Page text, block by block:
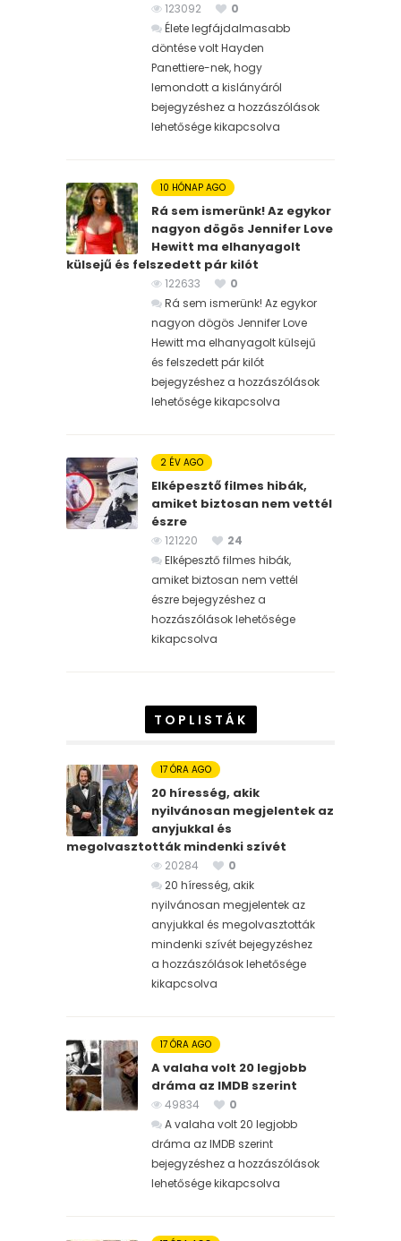
123092
0
Élete legfájdalmasabb
döntése volt Hayden
Panettiere-nek, hogy
lemondott a kislányáról
bejegyzéshez a hozzászólások
lehetősége kikapcsolva
10 HÓNAP AGO
Rá sem ismerünk! Az egykor
nagyon dögös Jennifer Love
Hewitt ma elhanyagolt
külsejű és felszedett pár kilót
122633
0
Rá sem ismerünk! Az egykor
nagyon dögös Jennifer Love
Hewitt ma elhanyagolt külsejű
és felszedett pár kilót
bejegyzéshez a hozzászólások
lehetősége kikapcsolva
2 ÉV AGO
Elképesztő filmes hibák,
amiket biztosan nem vettél
észre
121220
24
Elképesztő filmes hibák,
amiket biztosan nem vettél
észre bejegyzéshez a
hozzászólások lehetősége
kikapcsolva
TOPLISTÁK
17 ÓRA AGO
20 híresség, akik
nyilvánosan megjelentek az
anyjukkal és
megolvasztották mindenki szívét
20284
0
20 híresség, akik
nyilvánosan megjelentek az
anyjukkal és megolvasztották
mindenki szívét bejegyzéshez
a hozzászólások lehetősége
kikapcsolva
17 ÓRA AGO
A valaha volt 20 legjobb
dráma az IMDB szerint
49834
0
A valaha volt 20 legjobb
dráma az IMDB szerint
bejegyzéshez a hozzászólások
lehetősége kikapcsolva